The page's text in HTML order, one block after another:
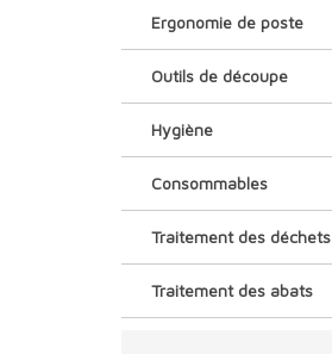
Ergonomie de poste
Outils de découpe
Hygiène
Consommables
Traitement des déchets
Traitement des abats